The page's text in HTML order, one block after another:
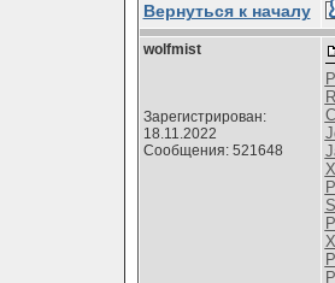
Вернуться к началу
wolfmist
Зарегистрирован:
18.11.2022
Сообщения: 521648